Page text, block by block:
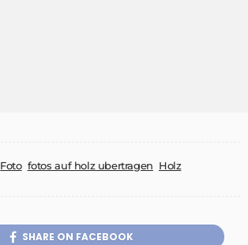
Foto fotos auf holz ubertragen Holz
SHARE ON FACEBOOK